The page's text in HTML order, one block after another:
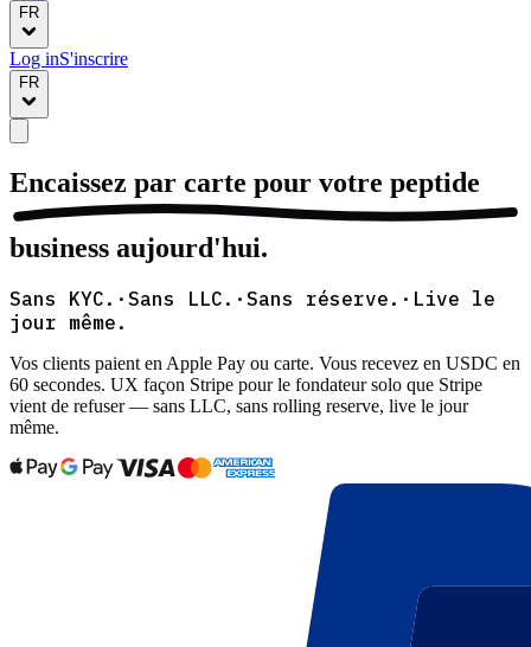
FR
Log inS'inscrire
FR
Encaissez par carte pour votre peptide
business aujourd'hui.
Sans KYC. · Sans LLC. · Sans réserve. · Live le
jour même.
Vos clients paient enApple Pay ou carte. Vous recevez en USDC en
60 secondes. UX façon Stripe pour le fondateur solo que Stripe
vient de refuser — sans LLC, sans rolling reserve, live le jour
même.